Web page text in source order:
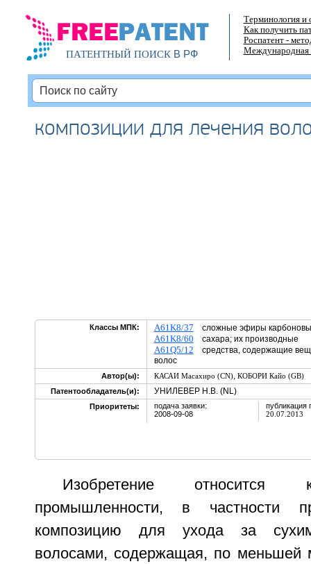
ПАТЕНТНЫЙ ПОИСКВ РФ
Терминология и
Как получить
Роспатент -
Международная
композиции для лечения
Классы МПК: A61K8/37 сложные эфиры
A61K8/60 сахара; их производные
A61Q5/12 средства, содержащие
волос
Автор(ы): КАСАИ Масахиро (CN), КОБОРИ Кайо (GB)
Патентообладатель(и):
УНИЛЕВЕР Н.В. (NL)
Приоритеты:
подача заявки:
2008-09-08
публикация
20.07.2013
Изобретение относится
промышленности, в частности
композицию для ухода за
волосами, содержащая, по меньшей